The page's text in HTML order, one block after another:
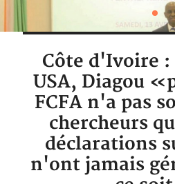
Côte d'Ivoire :
USA, Diagou
FCFA n'a pas
chercheurs
déclarations
n'ont jamais